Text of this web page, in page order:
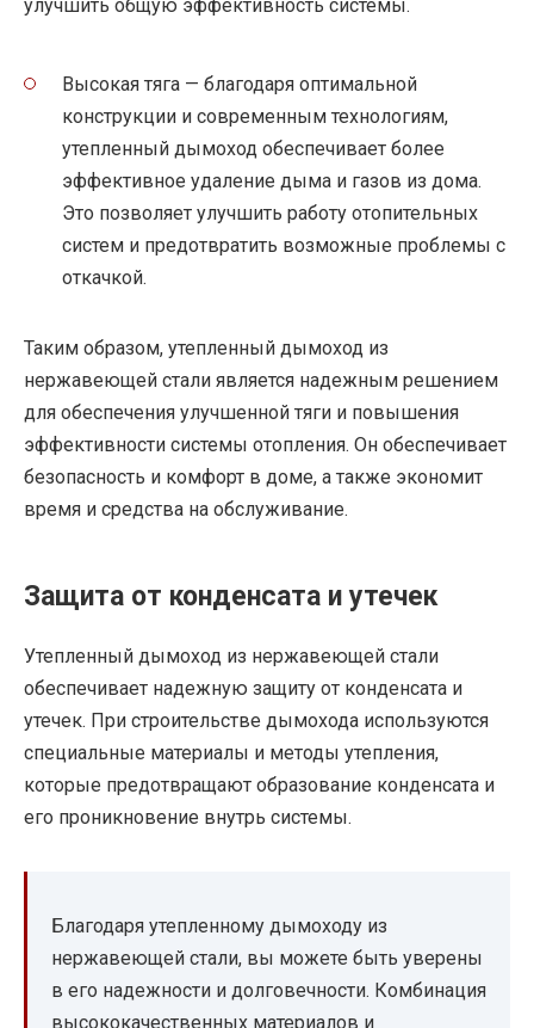
улучшить общую эффективность системы.
Высокая тяга — благодаря оптимальной
конструкции и современным технологиям,
утепленный дымоход обеспечивает более
эффективное удаление дыма и газов из дома.
Это позволяет улучшить работу отопительных
систем и предотвратить возможные проблемы с
откачкой.
Таким образом, утепленный дымоход из
нержавеющей стали является надежным решением
для обеспечения улучшенной тяги и повышения
эффективности системы отопления. Он обеспечивает
безопасность и комфорт в доме, а также экономит
время и средства на обслуживание.
Защита от конденсата и утечек
Утепленный дымоход из нержавеющей стали
обеспечивает надежную защиту от конденсата и
утечек. При строительстве дымохода используются
специальные материалы и методы утепления,
которые предотвращают образование конденсата и
его проникновение внутрь системы.
Благодаря утепленному дымоходу из
нержавеющей стали, вы можете быть уверены
в его надежности и долговечности. Комбинация
высококачественных материалов и